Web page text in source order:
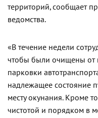
территорий, сообщает
ведомства.
«В течение недели
чтобы были очищены от
парковки
надлежащее состояние
месту окунания. Кроме
чистотой и порядком в